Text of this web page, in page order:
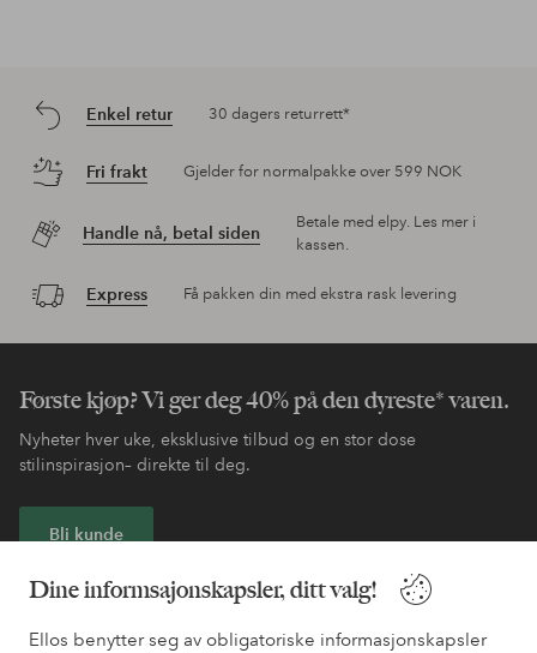
Dine informsajonskapsler, ditt valg!
Ellos benytter seg av obligatoriske informasjonskapsler
Enkel retur 30 dagers returrett*
Fri frakt Gjelder for normalpakke over 599 NOK
Handle nå, betal siden
Betale med elpy. Les mer i
kassen.
Express Få pakken din med ekstra rask levering
Første kjøp? Vi ger deg 40% på den dyreste* varen.
Nyheter hver uke, eksklusive tilbud og en stor dose
stilinspirasjon– direkte til deg.
Bli kunde
* Se tilbudsvilkår ved registrering